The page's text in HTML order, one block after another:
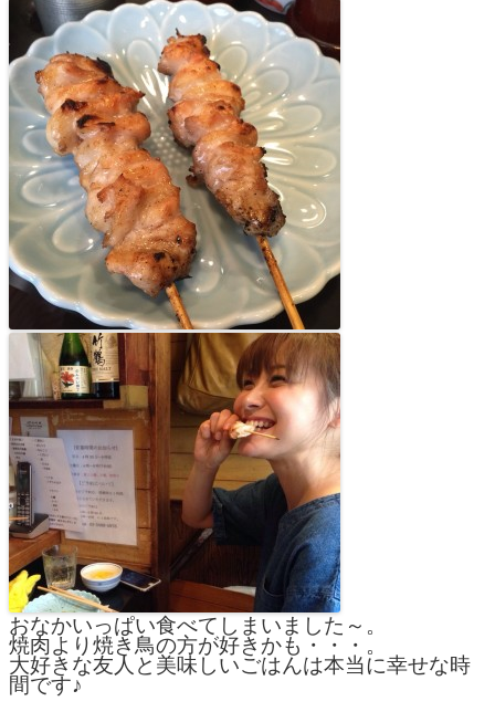
おなかいっぱい食べてしまいました～。
焼肉より焼き鳥の方が好きかも・・・。
大好きな友人と美味しいごはんは本当に幸せな時
間です♪